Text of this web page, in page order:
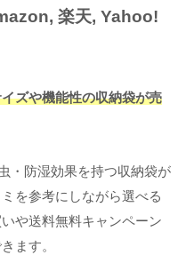
楽天, Yahoo!
ズや機能性の収納袋が売
・防湿効果を持つ収納袋が
を参考にしながら選べる
や送料無料キャンペーン
ます。